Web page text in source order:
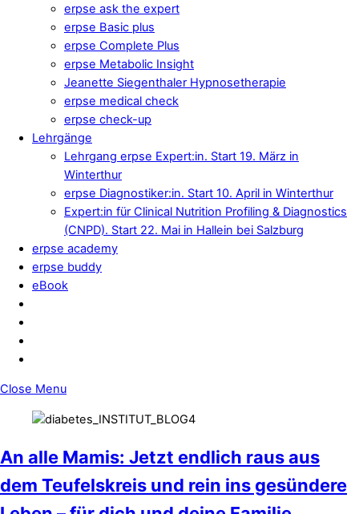
erpse ask the expert
erpse Basic plus
erpse Complete Plus
erpse Metabolic Insight
Jeanette Siegenthaler Hypnosetherapie
erpse medical check
erpse check-up
Lehrgänge
Lehrgang erpse Expert:in. Start 19. März in
Winterthur
erpse Diagnostiker:in. Start 10. April in Winterthur
Expert:in für Clinical Nutrition Profiling & Diagnostics
(CNPD). Start 22. Mai in Hallein bei Salzburg
erpse academy
erpse buddy
eBook
Close Menu
An alle Mamis: Jetzt endlich raus aus
dem Teufelskreis und rein ins gesündere